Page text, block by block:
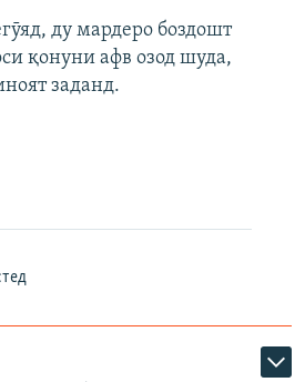
ду мардеро боздошт
қонуни афв озод шуда,
заданд.